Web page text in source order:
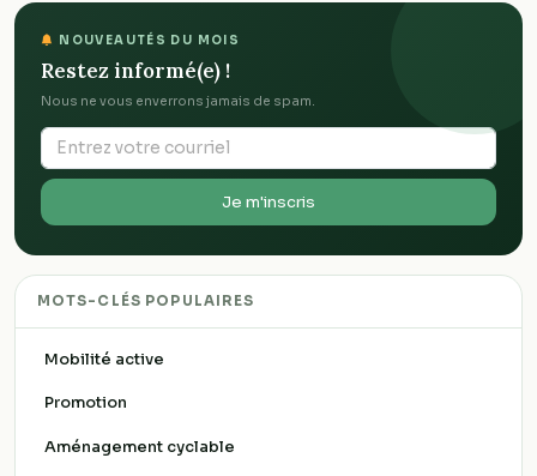
NOUVEAUTÉS DU MOIS
Restez informé(e) !
Nous ne vous enverrons jamais de spam.
Je m'inscris
MOTS-CLÉS POPULAIRES
Mobilité active
Promotion
Aménagement cyclable